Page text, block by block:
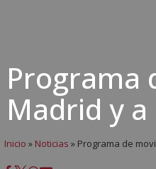
Programa
Madrid y a
Inicio » Noticias » Programa de